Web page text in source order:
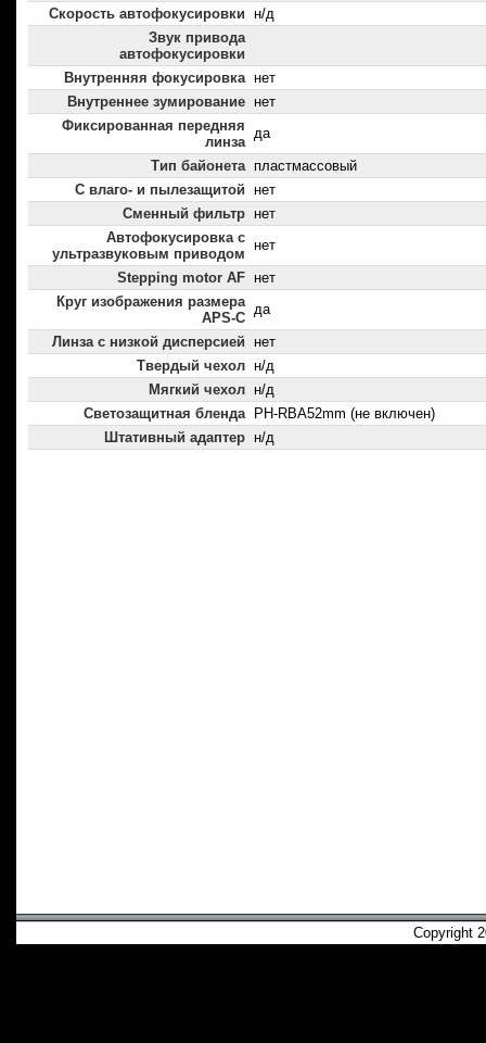
Скорость автофокусировки н/д
Звук привода
автофокусировки
Внутренняя фокусировка нет
Внутреннее зумирование нет
Фиксированная передняя
линза
да
Тип байонета пластмассовый
С влаго- и пылезащитой нет
Сменный фильтр нет
Автофокусировка с
ультразвуковым приводом
нет
Stepping motor AF нет
Круг изображения размера
APS-C
да
Линза с низкой дисперсией
нет
Твердый чехол н/д
Мягкий чехол н/д
Светозащитная бленда
PH-RBA52mm (не включен)
Штативный адаптер н/д
Copyright